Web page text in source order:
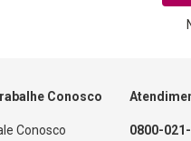
Conosco
Conosco
0800-